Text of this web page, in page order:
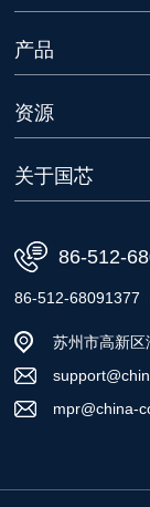
产品
资源
关于国芯
86-512-
86-512-68091377
苏州市高新区
mpr@china-